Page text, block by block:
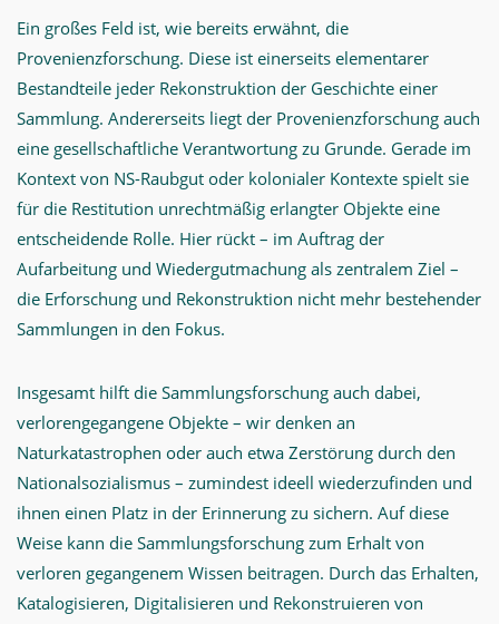
Ein großes Feld ist, wie bereits erwähnt, die
Provenienzforschung. Diese ist einerseits elementarer
Bestandteile jeder Rekonstruktion der Geschichte einer
Sammlung. Andererseits liegt der Provenienzforschung auch
eine gesellschaftliche Verantwortung zu Grunde. Gerade im
Kontext von NS-Raubgut oder kolonialer Kontexte spielt sie
für die Restitution unrechtmäßig erlangter Objekte eine
entscheidende Rolle. Hier rückt – im Auftrag der
Aufarbeitung und Wiedergutmachung als zentralem Ziel –
die Erforschung und Rekonstruktion nicht mehr bestehender
Sammlungen in den Fokus.
Insgesamt hilft die Sammlungsforschung auch dabei,
verlorengegangene Objekte – wir denken an
Naturkatastrophen oder auch etwa Zerstörung durch den
Nationalsozialismus – zumindest ideell wiederzufinden und
ihnen einen Platz in der Erinnerung zu sichern. Auf diese
Weise kann die Sammlungsforschung zum Erhalt von
verloren gegangenem Wissen beitragen. Durch das Erhalten,
Katalogisieren, Digitalisieren und Rekonstruieren von